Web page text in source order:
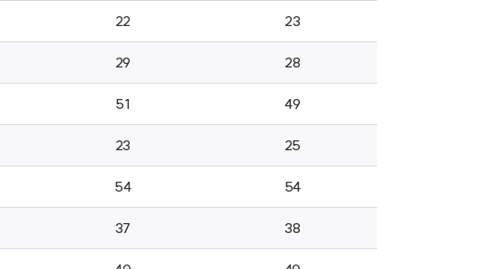
22 23
29 28
51 49
23 25
54 54
37 38